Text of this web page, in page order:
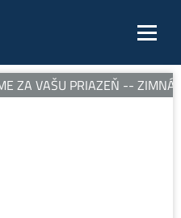
ZA VAŠU PRIAZEŇ -- ZIMNÁ